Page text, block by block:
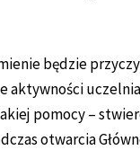
będzie
aktywności
pomocy –
otwarcia